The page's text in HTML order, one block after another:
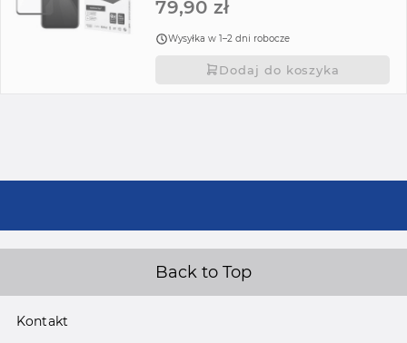
79,90 zł
Wysyłka w 1–2 dni robocze
Dodaj do koszyka
Back to Top
Kontakt